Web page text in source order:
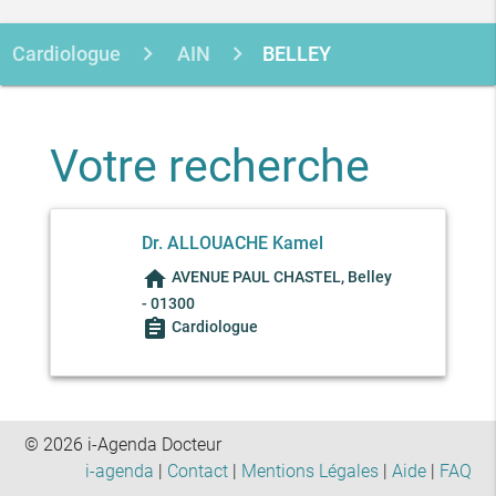
Cardiologue AIN BELLEY
Votre recherche
Dr. ALLOUACHE Kamel
home AVENUE PAUL CHASTEL, Belley
- 01300
assignment Cardiologue
© 2026 i-Agenda Docteur
i-agenda | Contact| Mentions Légales| Aide| FAQ